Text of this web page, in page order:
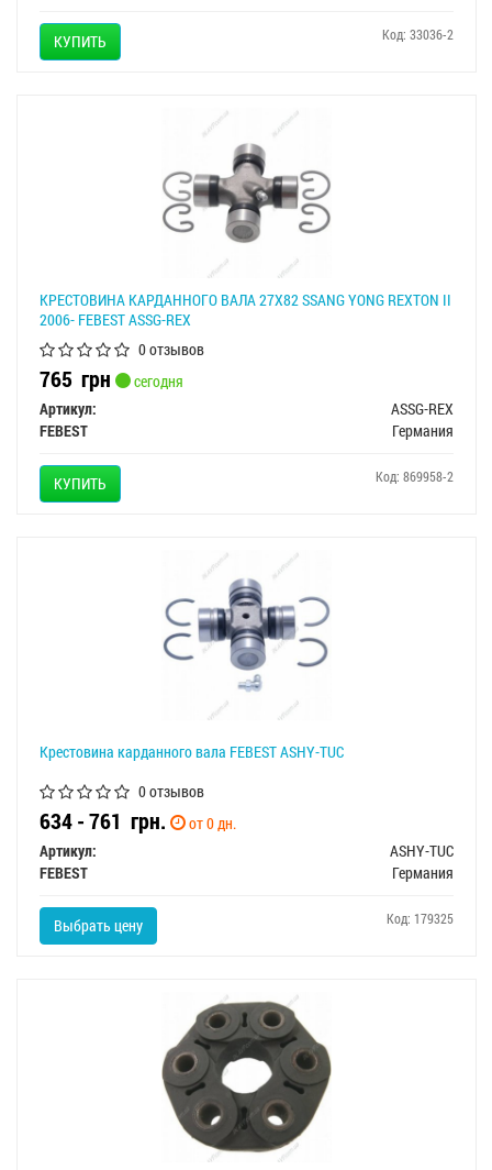
КУПИТЬ Код: 33036-2
КРЕСТОВИНА КАРДАННОГО ВАЛА 27X82 SSANG YONG REXTON II
2006- FEBEST ASSG-REX
0 отзывов
765 грн
сегодня
Артикул:
ASSG-REX
FEBEST
Германия
КУПИТЬ Код: 869958-2
Крестовина карданного вала FEBEST ASHY-TUC
0 отзывов
634 - 761 грн.
от 0 дн.
Артикул:
ASHY-TUC
FEBEST
Германия
Выбрать цену Код: 179325